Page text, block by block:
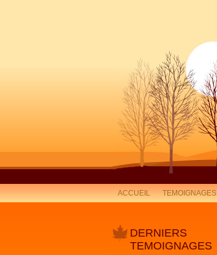
ACCUEIL TEMOIGNAGES
DERNIERS
TEMOIGNAGES